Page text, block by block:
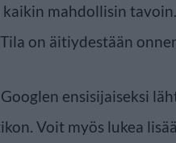
mahdollisin
on äitiydestään
ensisijaiseksi
Voit myös lukea